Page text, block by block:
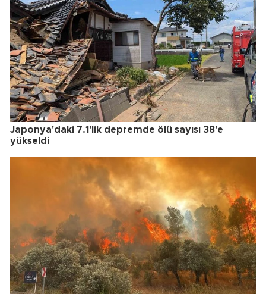
Japonya'daki 7.1'lik depremde ölü sayısı 38'e
yükseldi